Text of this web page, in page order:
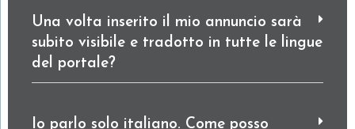
Una volta inserito il mio annuncio sarà
subito visibile e tradotto in tutte le lingue
del portale?
Io parlo solo italiano. Come posso